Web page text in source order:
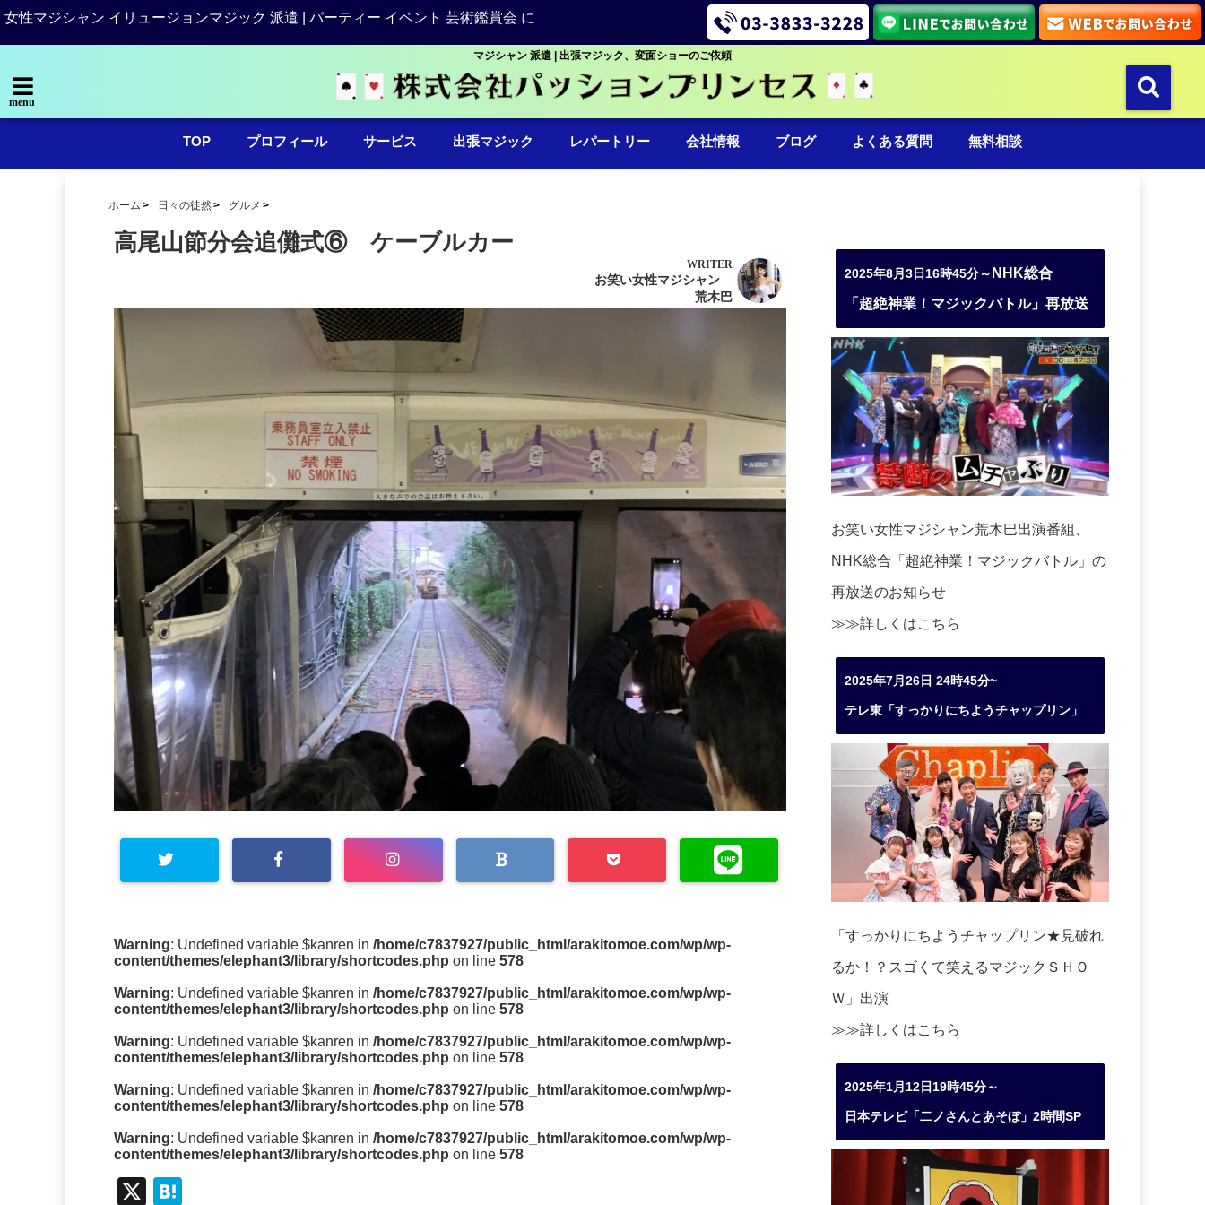
女性マジシャン イリュージョンマジック 派遣 | パーティー イベント 芸術鑑賞会 に
マジシャン 派遣 | 出張マジック、変面ショーのご依頼
menu
TOP プロフィール サービス 出張マジック レパートリー 会社情報 ブログ よくある質問 無料相談
ホーム 日々の徒然 グルメ
高尾山節分会追儺式⑥ ケーブルカー
WRITER
お笑い女性マジシャン
荒木巴
Warning: Undefined variable $kanren in /home/c7837927/public_html/arakitomoe.com/wp/wp-
content/themes/elephant3/library/shortcodes.php on line 578
Warning: Undefined variable $kanren in /home/c7837927/public_html/arakitomoe.com/wp/wp-
content/themes/elephant3/library/shortcodes.php on line 578
Warning: Undefined variable $kanren in /home/c7837927/public_html/arakitomoe.com/wp/wp-
content/themes/elephant3/library/shortcodes.php on line 578
Warning: Undefined variable $kanren in /home/c7837927/public_html/arakitomoe.com/wp/wp-
content/themes/elephant3/library/shortcodes.php on line 578
Warning: Undefined variable $kanren in /home/c7837927/public_html/arakitomoe.com/wp/wp-
content/themes/elephant3/library/shortcodes.php on line 578
X
2025年8月3日16時45分～ NHK総合
「超絶神業！マジックバトル」再放送
お笑い女性マジシャン荒木巴出演番組、
NHK総合「超絶神業！マジックバトル」の
再放送のお知らせ
≫≫詳しくはこちら
2025年7月26日 24時45分~
テレ東「すっかりにちようチャップリン」
「すっかりにちようチャップリン★見破れ
るか！？スゴくて笑えるマジックＳＨＯ
Ｗ」出演
≫≫詳しくはこちら
2025年1月12日19時45分～
日本テレビ「二ノさんとあそぼ」2時間SP